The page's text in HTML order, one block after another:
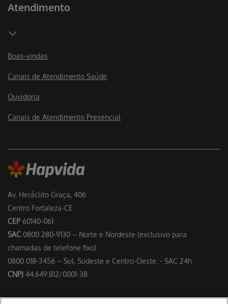
Av. Heráclito Graça, 406
Centro Fortaleza-CE
CEP60140-061
SAC 0800 280-9130 – Norte e Nordeste (exclusivo para
chamadas de telefone fixo).
0800 018-3456 – Sul, Sudeste e Centro-Oeste. - SAC 24h
CNPJ 44.649.812/0001-38
Responsável Técnico: Dr. Francisco Floriano Delgado Perdigão –
Atendimento
Boas-vindas
Canais de Atendimento Saúde
Ouvidoria
Canais de Atendimento Presencial